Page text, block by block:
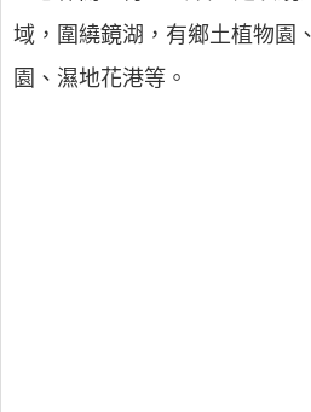
域，圍繞鏡湖，有鄉土植物園
園、濕地花港等。